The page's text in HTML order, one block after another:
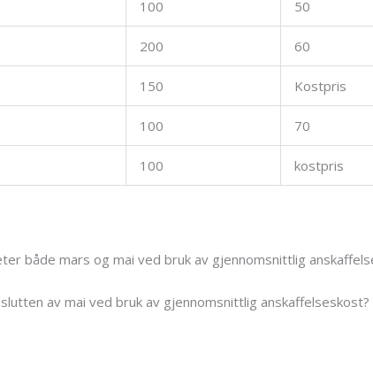
100 50
200 60
150 Kostpris
100 70
100 kostpris
både mars og mai ved bruk av gjennomsnittlig
av mai ved bruk av gjennomsnittlig anskaffelseskost?